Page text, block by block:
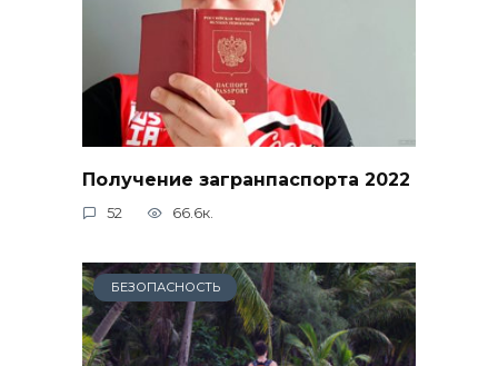
Получение загранпаспорта 2022
52 66.6к.
БЕЗОПАСНОСТЬ